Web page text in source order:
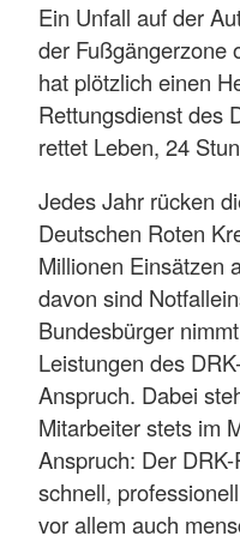
Ein Unfall auf der
der Fußgängerzone
hat plötzlich einen
Rettungsdienst des
rettet Leben, 24
Jedes Jahr rücken
Deutschen Roten
Millionen Einsätzen
davon sind
Bundesbürger
Leistungen des
Anspruch. Dabei
Mitarbeiter stets im
Anspruch: Der
schnell,
vor allem auch